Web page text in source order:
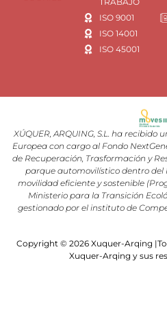
ISO 9001
ISO 14001
ISO 45001
XÚQUER, ARQUING, S.L. ha
Europea con cargo al Fondo
de Recuperación, Trasformación y
parque automovilístico dentro
movilidad eficiente y sostenible
Ministerio para la Transición
gestionado por el instituto de
Copyright © 2026 Xuquer-Arqing
Xuquer-Arqing y sus